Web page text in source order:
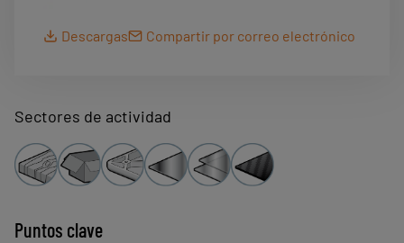
Para aplicaciones de agarre de piezas
Descargas Compartir por correo electrónico
Sectores de actividad
Puntos clave